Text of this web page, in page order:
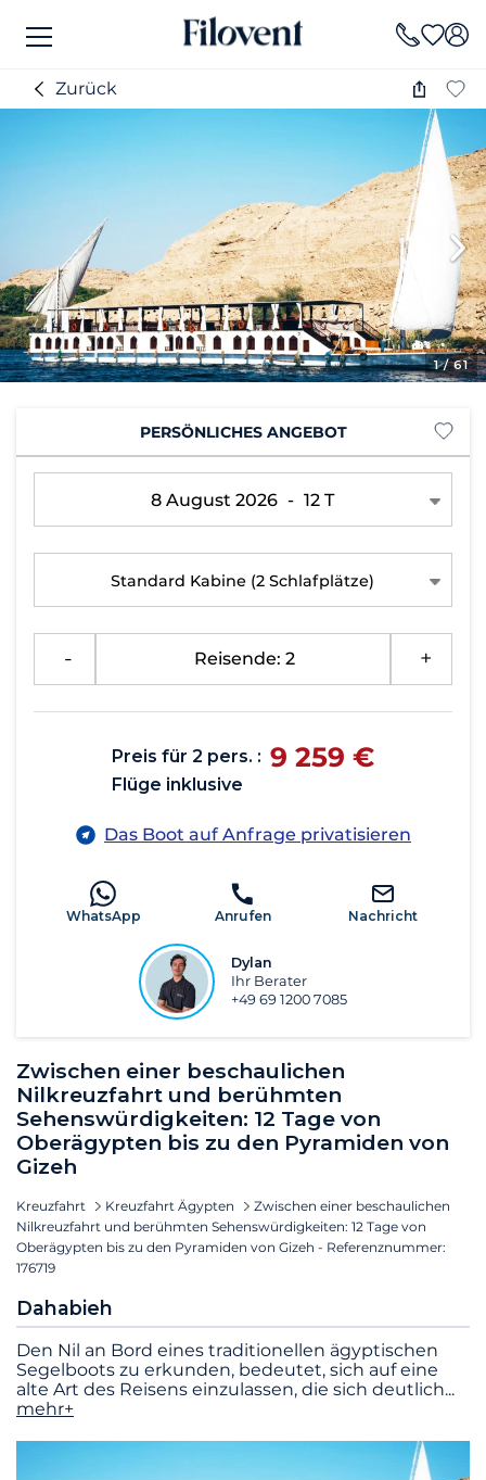
Zurück
1/ 61
Zwischen einer beschaulichen
Nilkreuzfahrt und berühmten
Sehenswürdigkeiten: 12 Tage von
Oberägypten bis zu den Pyramiden von
Gizeh
Kreuzfahrt Kreuzfahrt Ägypten
Zwischen einer beschaulichen
Nilkreuzfahrt und berühmten Sehenswürdigkeiten: 12 Tage von
Oberägypten bis zu den Pyramiden von Gizeh - Referenznummer:
176719
Dahabieh
Den Nil an Bord eines traditionellen ägyptischen
Segelboots zu erkunden, bedeutet, sich auf eine
alte Art des Reisens einzulassen, die sich deutlich...
mehr+
PERSÖNLICHES ANGEBOT
8 August 2026 - 12 T
Standard Kabine (2 Schlafplätze)
Reisende: 2
Preis für 2 pers. : 9 259 €
Flüge inklusive
Das Boot auf Anfrage privatisieren
WhatsApp Anrufen Nachricht
Dylan
Ihr Berater
+49 69 1200 7085